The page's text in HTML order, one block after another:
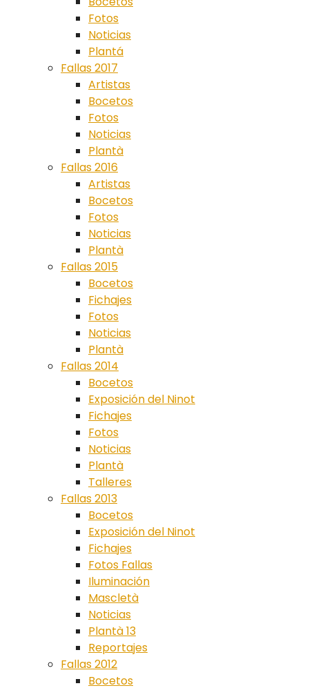
Fotos
Noticias
Plantá
Fallas 2017
Artistas
Bocetos
Fotos
Noticias
Plantà
Fallas 2016
Artistas
Bocetos
Fotos
Noticias
Plantà
Fallas 2015
Bocetos
Fichajes
Fotos
Noticias
Plantà
Fallas 2014
Bocetos
Exposición del Ninot
Fichajes
Fotos
Noticias
Plantà
Talleres
Fallas 2013
Bocetos
Exposición del Ninot
Fichajes
Fotos Fallas
Iluminación
Mascletà
Noticias
Plantà 13
Reportajes
Fallas 2012
Bocetos